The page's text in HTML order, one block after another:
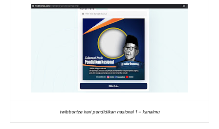
twibbonize hari pendidikan nasional 1 – kanalmu